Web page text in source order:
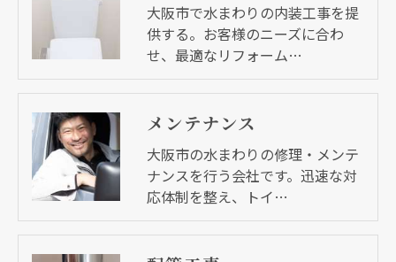
大阪市で水まわりの内装工事を提
供する。お客様のニーズに合わ
せ、最適なリフォーム…
メンテナンス
大阪市の水まわりの修理・メンテ
ナンスを行う会社です。迅速な対
応体制を整え、トイ…